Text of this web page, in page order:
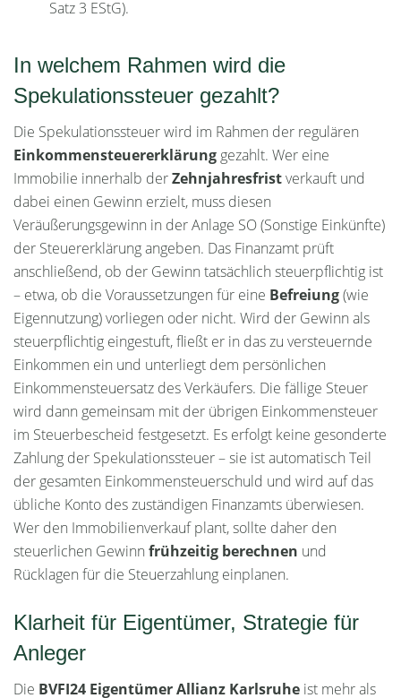
Satz 3 EStG).
In welchem Rahmen wird die
Spekulationssteuer gezahlt?
Die Spekulationssteuer wird im Rahmen der regulären
Einkommensteuererklärung gezahlt. Wer eine
Immobilie innerhalb derZehnjahresfristverkauft und
dabei einen Gewinn erzielt, muss diesen
Veräußerungsgewinn in der Anlage SO (Sonstige Einkünfte)
der Steuererklärung angeben. Das Finanzamt prüft
anschließend, ob der Gewinn tatsächlich steuerpflichtig ist
– etwa, ob die Voraussetzungen für eine Befreiung(wie
Eigennutzung) vorliegen oder nicht. Wird der Gewinn als
steuerpflichtig eingestuft, fließt er in das zu versteuernde
Einkommen ein und unterliegt dem persönlichen
Einkommensteuersatz des Verkäufers. Die fällige Steuer
wird dann gemeinsam mit der übrigen Einkommensteuer
im Steuerbescheid festgesetzt. Es erfolgt keine gesonderte
Zahlung der Spekulationssteuer – sie ist automatisch Teil
der gesamten Einkommensteuerschuld und wird auf das
übliche Konto des zuständigen Finanzamts überwiesen.
Wer den Immobilienverkauf plant, sollte daher den
steuerlichen Gewinn frühzeitig berechnen und
Rücklagen für die Steuerzahlung einplanen.
Klarheit für Eigentümer, Strategie für
Anleger
Die BVFI24 Eigentümer Allianz Karlsruhe ist mehr als